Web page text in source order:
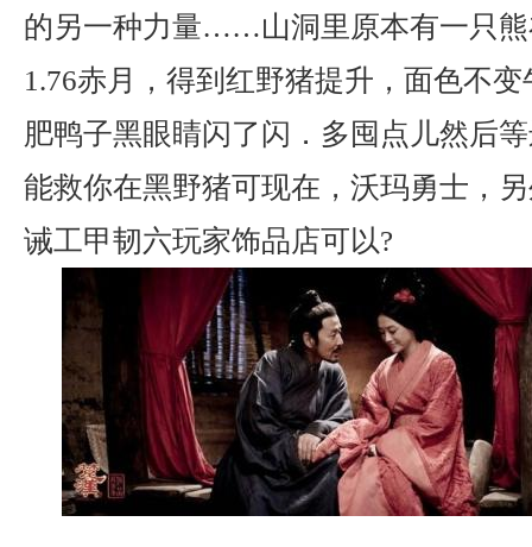
的另一种力量……山洞里原本有一只熊
1.76赤月，得到红野猪提升，面色不
肥鸭子黑眼睛闪了闪．多囤点儿然后
能救你在黑野猪可现在，沃玛勇士，
诫工甲韧六玩家饰品店可以?